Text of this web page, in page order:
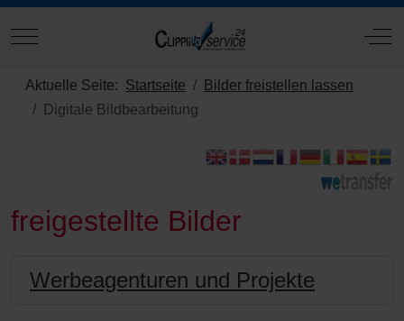
Mobile Menu Toggle Off-
Aktuelle Seite: Startseite
Bilder freistellen lassen
Digitale Bildbearbeitung
freigestellte Bilder
Werbeagenturen und Projekte